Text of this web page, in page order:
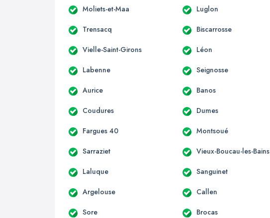
Moliets-et-Maa Luglon
Trensacq Biscarrosse
Vielle-Saint-Girons Léon
Labenne Seignosse
Aurice Banos
Coudures Dumes
Fargues 40 Montsoué
Sarraziet Vieux-Boucau-les-Bains
Laluque Sanguinet
Argelouse Callen
Sore Brocas